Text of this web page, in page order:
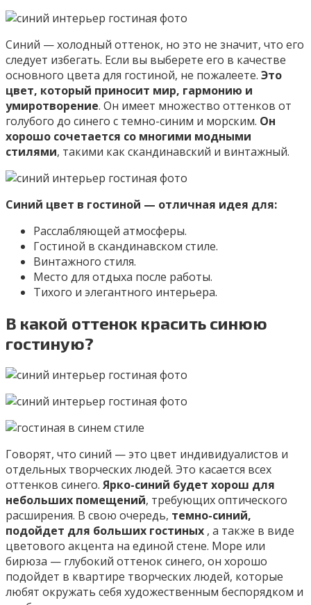
Синий — холодный оттенок, но это не значит, что его
следует избегать. Если вы выберете его в качестве
основного цвета для гостиной, не пожалеете. Это
цвет, который приносит мир, гармонию и
умиротворение. Он имеет множество оттенков от
голубого до синего с темно-синим и морским. Он
хорошо сочетается со многими модными
стилями, такими как скандинавский и винтажный.
Синий цвет в гостиной — отличная идея для:
Расслабляющей атмосферы.
Гостиной в скандинавском стиле.
Винтажного стиля.
Место для отдыха после работы.
Тихого и элегантного интерьера.
В какой оттенок красить синюю
гостиную?
Говорят, что синий — это цвет индивидуалистов и
отдельных творческих людей. Это касается всех
оттенков синего. Ярко-синий будет хорош для
небольших помещений, требующих оптического
расширения. В свою очередь, темно-синий,
подойдет для больших гостиных , а также в виде
цветового акцента на единой стене. Море или
бирюза — глубокий оттенок синего, он хорошо
подойдет в квартире творческих людей, которые
любят окружать себя художественным беспорядком и